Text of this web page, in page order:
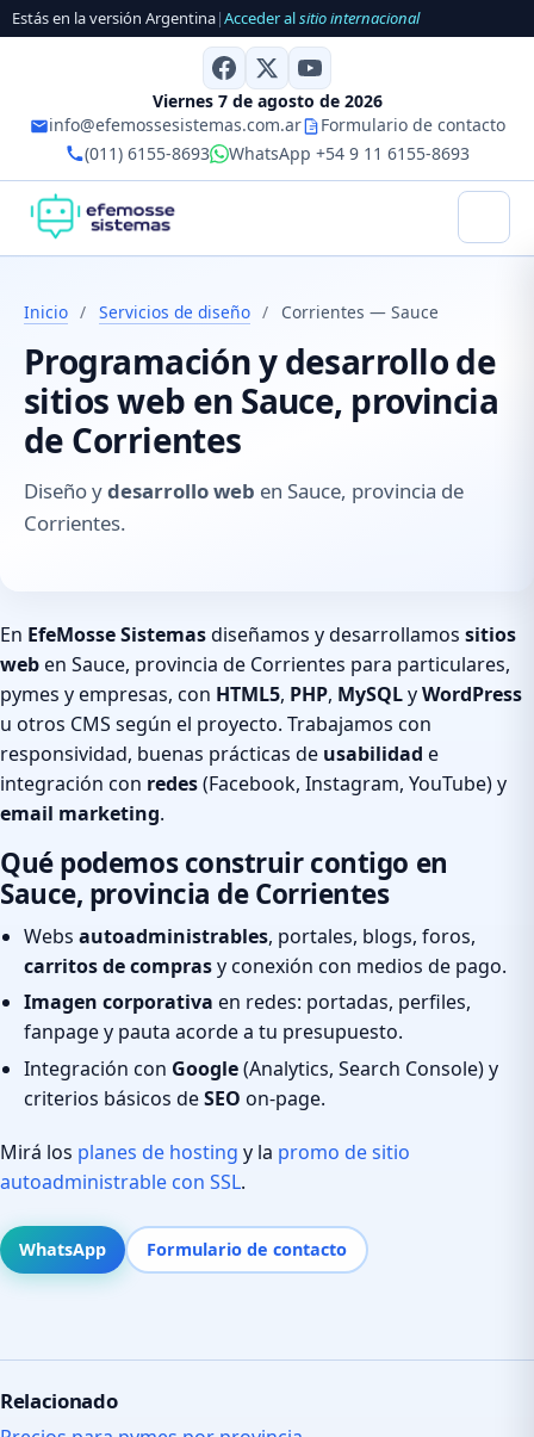
Estás en la versión Argentina|Acceder alsitio internacional
Viernes 7 de agosto de 2026
info@efemossesistemas.com.ar
Formulario de contacto
(011) 6155-8693
WhatsApp +54 9 11 6155-8693
Inicio / Servicios de diseño / Corrientes — Sauce
Programación y desarrollo de
sitios web en Sauce, provincia
de Corrientes
Diseño ydesarrollo web en Sauce, provincia de
Corrientes.
En EfeMosse Sistemasdiseñamos y desarrollamos sitios
weben Sauce, provincia de Corrientes para particulares,
pymes y empresas, con HTML5, PHP, MySQLyWordPress
u otros CMS según el proyecto. Trabajamos con
responsividad, buenas prácticas de usabilidad e
integración con redes(Facebook, Instagram, YouTube) y
email marketing.
Qué podemos construir contigo en
Sauce, provincia de Corrientes
Webs autoadministrables, portales, blogs, foros,
carritos de comprasy conexión con medios de pago.
Imagen corporativa en redes: portadas, perfiles,
fanpage y pauta acorde a tu presupuesto.
Integración con Google(Analytics, Search Console) y
criterios básicos deSEO on-page.
Mirá los planes de hosting y la promo de sitio
autoadministrable con SSL.
WhatsApp Formulario de contacto
Relacionado